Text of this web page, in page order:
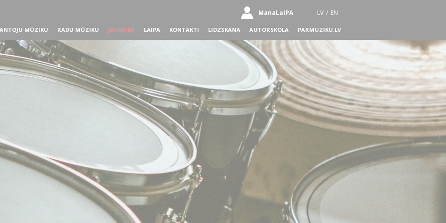
ManaLaIPA LV / EN
MŪZIKU RADU MŪZIKU JAUNUMI LAIPA KONTAKTI LIDZSKANA AUTORSKOLA PARMUZIKU.LV